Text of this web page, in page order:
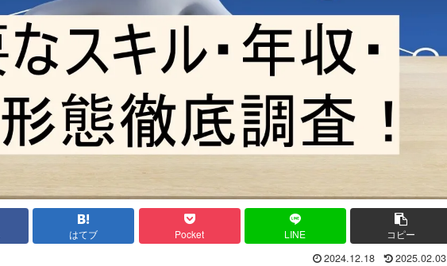
はてブ Pocket LINE コピー
2024.12.18 2025.02.03